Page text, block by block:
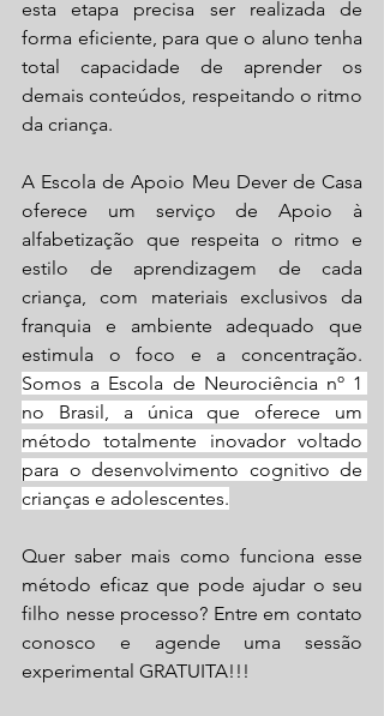
esta etapa precisa ser realizada de
forma eficiente, para que o aluno tenha
total capacidade de aprender os
demais conteúdos, respeitando o ritmo
da criança.
A Escola de Apoio Meu Dever de Casa
oferece um serviço de Apoio à
alfabetização que respeita o ritmo e
estilo de aprendizagem de cada
criança, com materiais exclusivos da
franquia e ambiente adequado que
Somos a Escola de Neurociência nº 1
no Brasil, a única que oferece um
método totalmente inovador voltado
para o desenvolvimento cognitivo de
crianças e adolescentes.
Quer saber mais como funciona esse
método eficaz que pode ajudar o seu
filho nesse processo? Entre em contato
conosco e agende uma sessão
experimental GRATUITA!!!